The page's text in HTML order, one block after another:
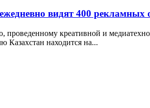
видят 400 рекламных
проведенному креативной и
Казахстан находится на...